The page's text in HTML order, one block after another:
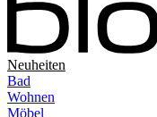
Neuheiten
Bad
Wohnen
Möbel